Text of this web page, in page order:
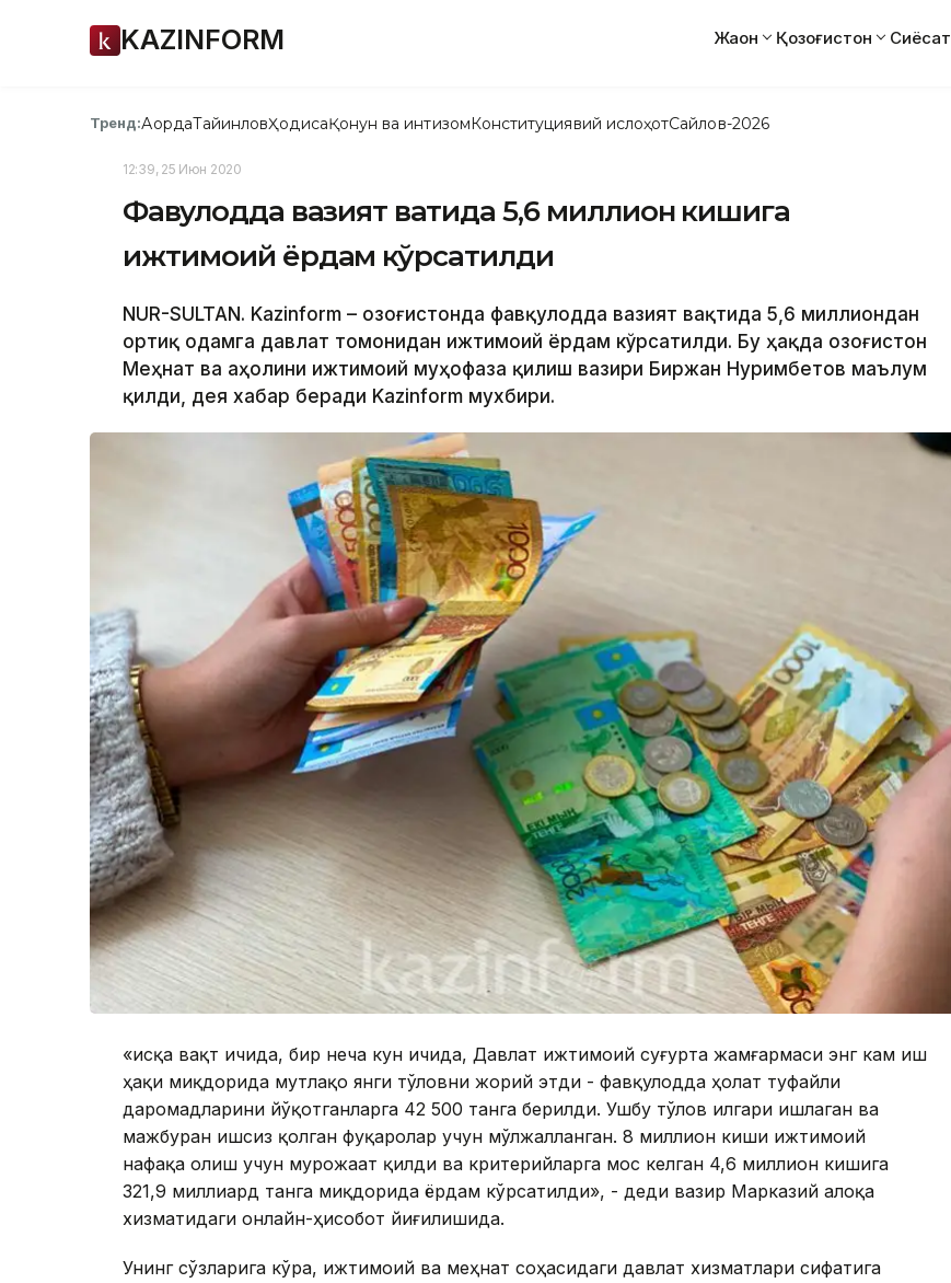
KAZINFORM Жаҳон Қозоғистон Сиёсат
Тренд:АқордаТайинловҲодисаҚонун ва интизомКонституциявий ислоҳотСайлов-2026
12:39, 25 Июн 2020
Фавқулодда вазият вақтида 5,6 миллион кишига
ижтимоий ёрдам кўрсатилди
NUR-SULTAN. Kazinform – Қозоғистонда фавқулодда вазият вақтида 5,6 миллиондан
ортиқ одамга давлат томонидан ижтимоий ёрдам кўрсатилди. Бу ҳақда Қозоғистон
Меҳнат ва аҳолини ижтимоий муҳофаза қилиш вазири Биржан Нуримбетов маълум
қилди, дея хабар беради Kazinform мухбири.
«Қисқа вақт ичида, бир неча кун ичида, Давлат ижтимоий суғурта жамғармаси энг кам иш
ҳақи миқдорида мутлақо янги тўловни жорий этди - фавқулодда ҳолат туфайли
даромадларини йўқотганларга 42 500 танга берилди. Ушбу тўлов илгари ишлаган ва
мажбуран ишсиз қолган фуқаролар учун мўлжалланган. 8 миллион киши ижтимоий
нафақа олиш учун мурожаат қилди ва критерийларга мос келган 4,6 миллион кишига
321,9 миллиард танга миқдорида ёрдам кўрсатилди», - деди вазир Марказий алоқа
хизматидаги онлайн-ҳисобот йиғилишида.
Унинг сўзларига кўра, ижтимоий ва меҳнат соҳасидаги давлат хизматлари сифатига